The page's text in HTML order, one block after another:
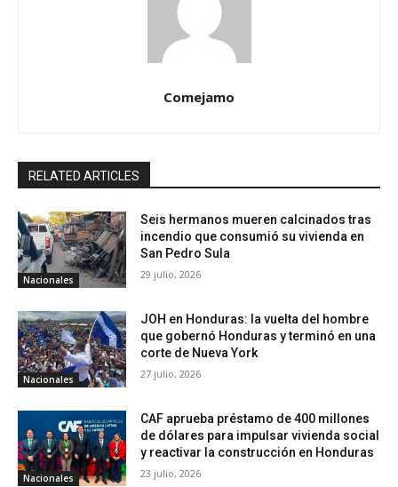
Comejamo
RELATED ARTICLES
Nacionales
Seis hermanos mueren calcinados tras
incendio que consumió su vivienda en
San Pedro Sula
29 julio, 2026
Nacionales
JOH en Honduras: la vuelta del hombre
que gobernó Honduras y terminó en una
corte de Nueva York
27 julio, 2026
Nacionales
CAF aprueba préstamo de 400 millones
de dólares para impulsar vivienda social
y reactivar la construcción en Honduras
23 julio, 2026